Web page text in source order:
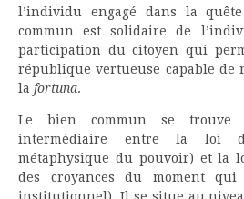
l’individu engagé dans la
commun est solidaire de
participation du citoyen qui
république vertueuse capable de
la fortuna.
Le bien commun se
intermédiaire entre la loi
métaphysique du pouvoir) et la
des croyances du moment
institutionnel). Il se situe au